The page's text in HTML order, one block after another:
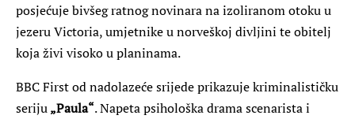
posjećuje bivšeg ratnog novinara na izoliranom otoku u
jezeru Victoria, umjetnike u norveškoj divljini te obitelj
koja živi visoko u planinama.
BBC First od nadolazeće srijede prikazuje kriminalističku
seriju„Paula“. Napeta psihološka drama scenarista i